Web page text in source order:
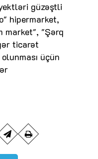
güzəştli
hipermarket,
market", "Şərq
ticarət
üçün